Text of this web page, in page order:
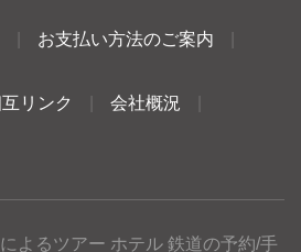
お支払い方法のご案内
リンク 会社概況
よるツアー ホテル 鉄道の予約/手